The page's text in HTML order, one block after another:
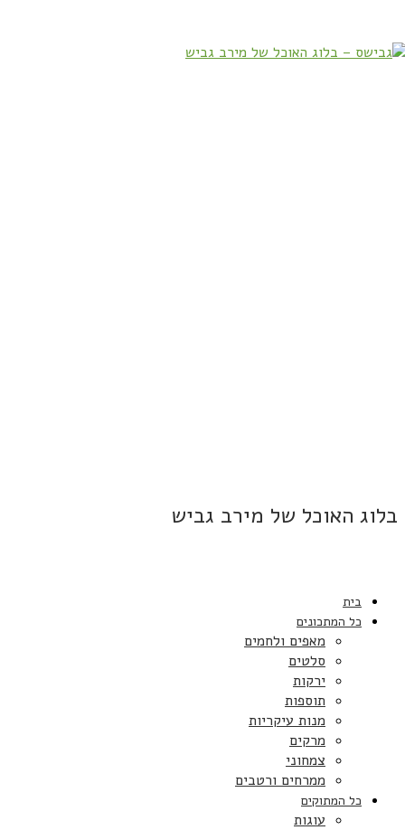
בלוג האוכל של מירב גביש
בית
כל המתכונים
מאפים ולחמים
סלטים
ירקות
תוספות
מנות עיקריות
מרקים
צמחוני
ממרחים ורטבים
כל המתוקים
עוגות